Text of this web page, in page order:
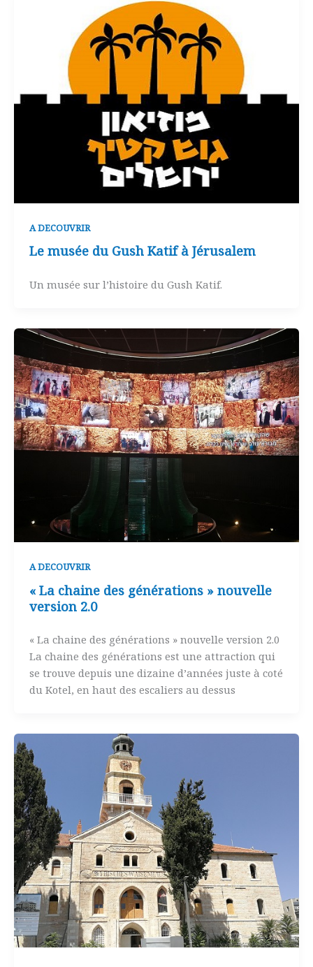
A DECOUVRIR
Le musée du Gush Katif à Jérusalem
Un musée sur l’histoire du Gush Katif.
A DECOUVRIR
« La chaine des générations » nouvelle
version 2.0
« La chaine des générations » nouvelle version 2.0
La chaine des générations est une attraction qui
se trouve depuis une dizaine d’années juste à coté
du Kotel, en haut des escaliers au dessus